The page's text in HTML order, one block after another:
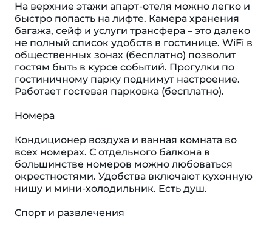
На верхние этажи апарт-отеля можно легко и
быстро попасть на лифте. Камера хранения
багажа, сейф и услуги трансфера – это далеко
не полный список удобств в гостинице. WiFi в
общественных зонах (бесплатно) позволит
гостям быть в курсе событий. Прогулки по
гостиничному парку поднимут настроение.
Работает гостевая парковка (бесплатно).
Номера
Кондиционер воздуха и ванная комната во
всех номерах. С отдельного балкона в
большинстве номеров можно любоваться
окрестностями. Удобства включают кухонную
нишу и мини-холодильник. Eсть душ.
Спорт и развлечения